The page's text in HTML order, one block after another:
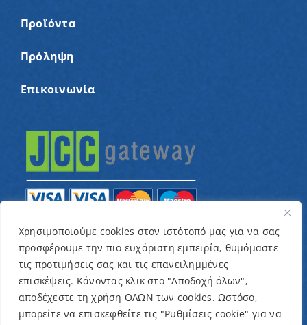
Χρησιμοποιούμε cookies στον ιστότοπό μας για να σας
προσφέρουμε την πιο ευχάριστη εμπειρία, θυμόμαστε
τις προτιμήσεις σας και τις επανειλημμένες
επισκέψεις. Κάνοντας κλικ στο "Αποδοχή όλων",
αποδέχεστε τη χρήση ΟΛΩΝ των cookies. Ωστόσο,
μπορείτε να επισκεφθείτε τις "Ρυθμίσεις cookie" για να
Προϊόντα
Πρόληψη
Επικοινωνία
© Copyright 2022 – Παγκύπριος Σύνδεσμος για
παιδιά με καρκίνο και συναφείς παθήσεις «Ένα
Όνειρο Μια Ευχή» / Designed & Developed byNETinfo
Plc